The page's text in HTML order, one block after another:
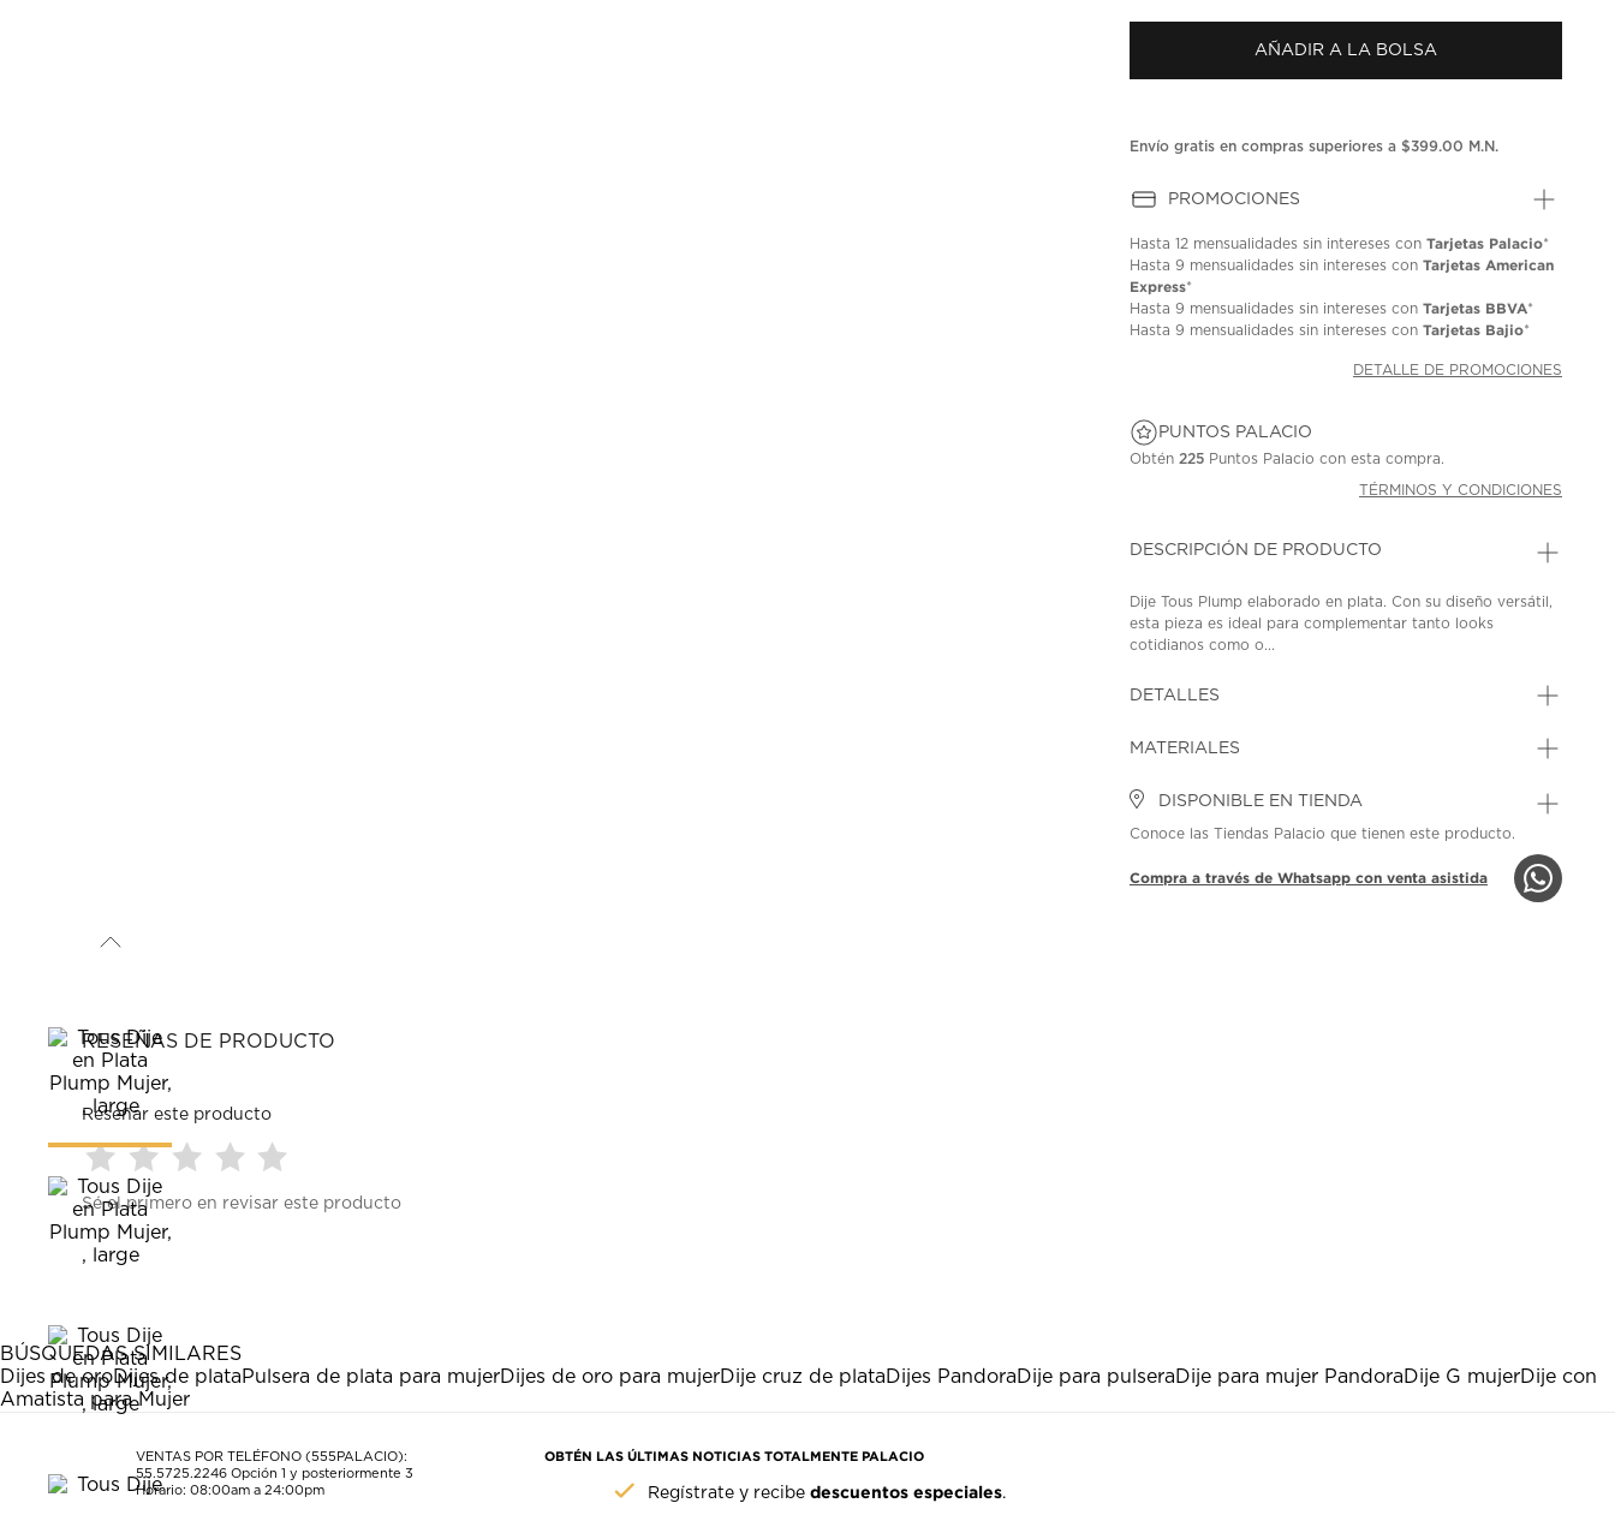
puntuación.
en
la
AÑADIR A LA BOLSA
Envío gratis en compras superiores a $399.00 M.N.
PROMOCIONES
Hasta12 mensualidades sin intereses conTarjetas Palacio*
Hasta9 mensualidades sin intereses conTarjetas American
Express*
Hasta9 mensualidades sin intereses conTarjetas BBVA*
Hasta9 mensualidades sin intereses conTarjetas Bajio*
DETALLE DE PROMOCIONES
PUNTOS PALACIO
Obtén 225 Puntos Palacio con esta compra.
TÉRMINOS Y CONDICIONES
DESCRIPCIÓN DE PRODUCTO
Dije Tous Plump elaborado en plata. Con su diseño versátil,
esta pieza es ideal para complementar tanto looks
cotidianos como o...
DETALLES
MATERIALES
DISPONIBLE EN TIENDA
Conoce las Tiendas Palacio que tienen este producto.
Compra a través de Whatsapp con venta asistida
RESEÑAS DE PRODUCTO
Reseñar este producto
Seleccionar
para
calificar
el
estrella
Esta
acción
abrirá
formulario
de
Seleccionar
para
calificar
el
estrellas.
Esta
acción
abrirá
formulario
de
para
calificar
estrellas.
Esta
acción
abrirá
formulario
de
para
estrellas.
Esta
acción
formulario
de
para
Esta
acción
formulario
de
envío.
Sé el primero en revisar este producto
BÚSQUEDAS SIMILARES
Dijes de oroDijes de plataPulsera de plata para mujerDijes de oro para mujerDije cruz de plataDijes PandoraDije para pulseraDije para mujer PandoraDije G mujerDije con
Amatista para Mujer
VENTAS POR TELÉFONO (555PALACIO):
55.5725.2246 Opción 1 y posteriormente 3
Horario: 08:00am a 24:00pm
OBTÉN LAS ÚLTIMAS NOTICIAS TOTALMENTE PALACIO
Regístrate y recibedescuentos especiales.